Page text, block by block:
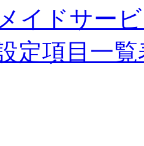
イドサー
定項目一覧